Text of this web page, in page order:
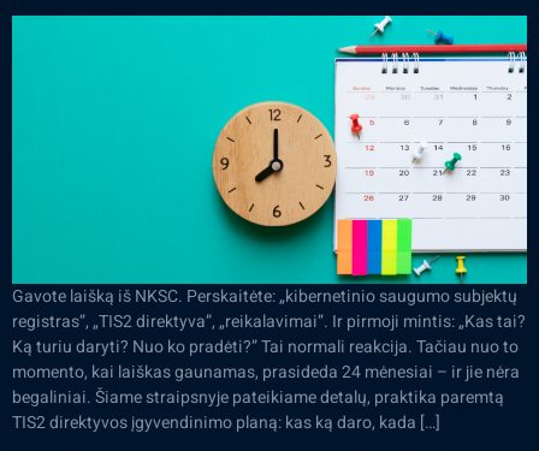
Gavote laišką iš NKSC. Perskaitėte: „kibernetinio saugumo subjektų
registras”, „TIS2 direktyva”, „reikalavimai”. Ir pirmoji mintis: „Kas tai?
Ką turiu daryti? Nuo ko pradėti?” Tai normali reakcija. Tačiau nuo to
momento, kai laiškas gaunamas, prasideda 24 mėnesiai – ir jie nėra
begaliniai. Šiame straipsnyje pateikiame detalų, praktika paremtą
TIS2 direktyvos įgyvendinimo planą: kas ką daro, kada […]